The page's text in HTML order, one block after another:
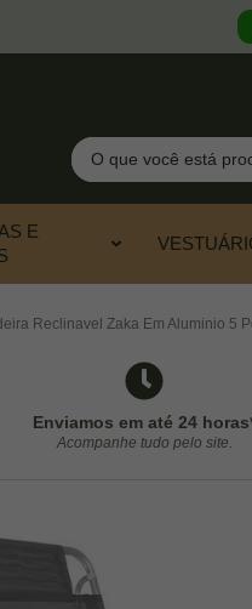
Pesquisar
E
Reclinavel Zaka Em Aluminio 5
Enviamos em até 24
Acompanhe tudo pelo site.